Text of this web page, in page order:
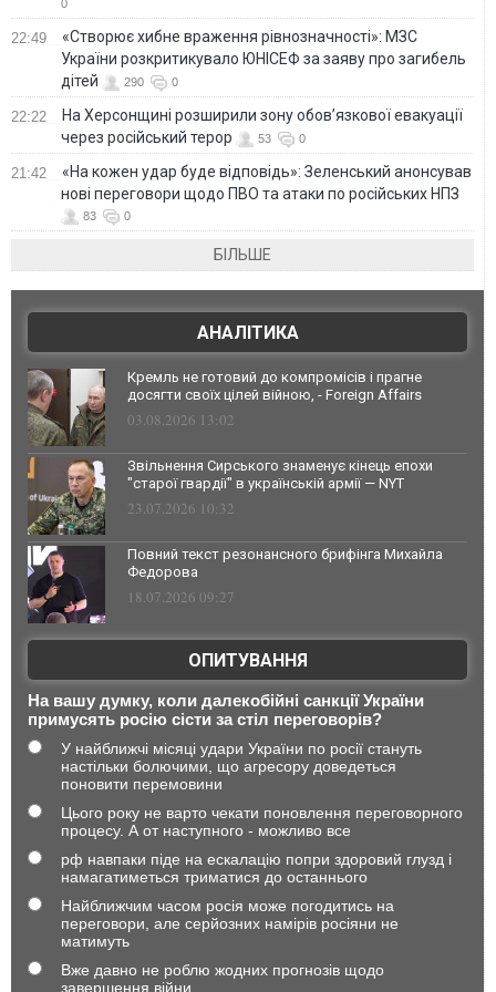
0
22:49
«Створює хибне враження рівнозначності»: МЗС
України розкритикувало ЮНІСЕФ за заяву про загибель
дітей
290 0
22:22
На Херсонщині розширили зону обов’язкової евакуації
через російський терор
53 0
21:42
«На кожен удар буде відповідь»: Зеленський анонсував
нові переговори щодо ПВО та атаки по російських НПЗ
83 0
БІЛЬШЕ
АНАЛІТИКА
Кремль не готовий до компромісів і прагне
досягти своїх цілей війною, - Foreign Affairs
03.08.2026 13:02
Звільнення Сирського знаменує кінець епохи
"старої гвардії" в українській армії — NYT
23.07.2026 10:32
Повний текст резонансного брифінга Михайла
Федорова
18.07.2026 09:27
ОПИТУВАННЯ
На вашу думку, коли далекобійні санкції України
примусять росію сісти за стіл переговорів?
У найближчі місяці удари України по росії стануть
настільки болючими, що агресору доведеться
поновити перемовини
Цього року не варто чекати поновлення переговорного
процесу. А от наступного - можливо все
рф навпаки піде на ескалацію попри здоровий глузд і
намагатиметься триматися до останнього
Найближчим часом росія може погодитись на
переговори, але серйозних намірів росіяни не
матимуть
Вже давно не роблю жодних прогнозів щодо
завершення війни